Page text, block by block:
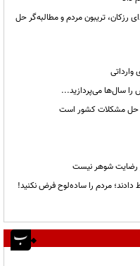
تریبون مردم و مطالبه‌گر حل
حل مشکلات کشور است
رضایت شوهر نیست
مردم را ساده‌لوح فرض نکنید!